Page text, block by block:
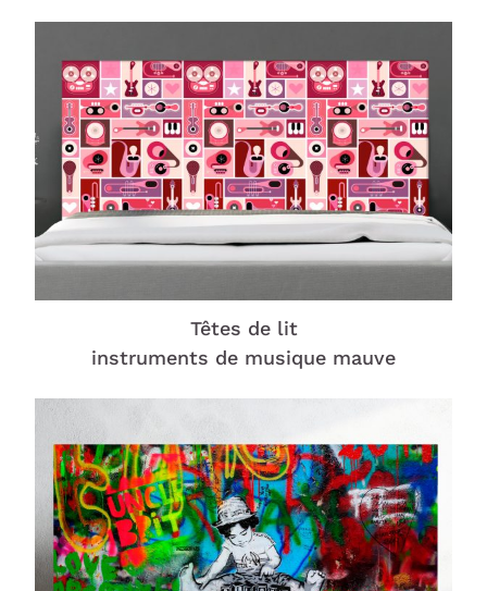
Têtes de lit
instruments de musique mauve